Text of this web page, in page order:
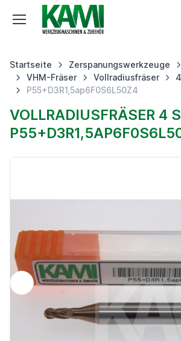
Startseite Zerspanungswerkzeuge
VHM-Fräser
Vollradiusfräser
P55+D3R1,5ap6F0S6L50Z4
VOLLRADIUSFRÄSER 4